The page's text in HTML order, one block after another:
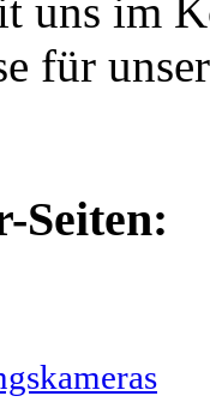
uns im
für
Seiten: